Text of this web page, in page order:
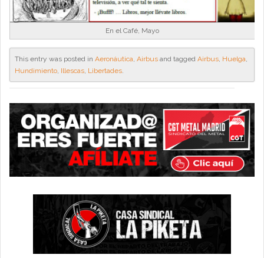
En el Café, Mayo
This entry was posted in Aeronáutica, Airbus and tagged Airbus, Huelga,
Hundimiento, Illescas, Libertades.